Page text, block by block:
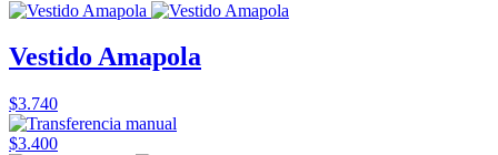
Vestido Amapola
$3.740
$3.400